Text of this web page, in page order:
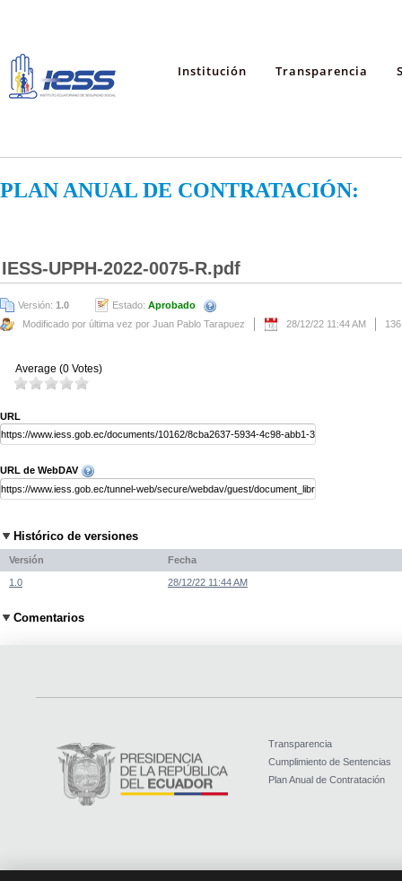
Institución Transparencia
PLAN ANUAL DE CONTRATACIÓN:
IESS-UPPH-2022-0075-R.pdf
Versión: 1.0 Estado: Aprobado
Modificado por última vez por Juan Pablo Tarapuez
28/12/22 11:44 AM
Average (0 Votes)
URL
URL de WebDAV
Histórico de versiones
Versión Fecha
1.0 28/12/22 11:44 AM
Comentarios
Transparencia
Cumplimiento de Sentencias
Plan Anual de Contratación